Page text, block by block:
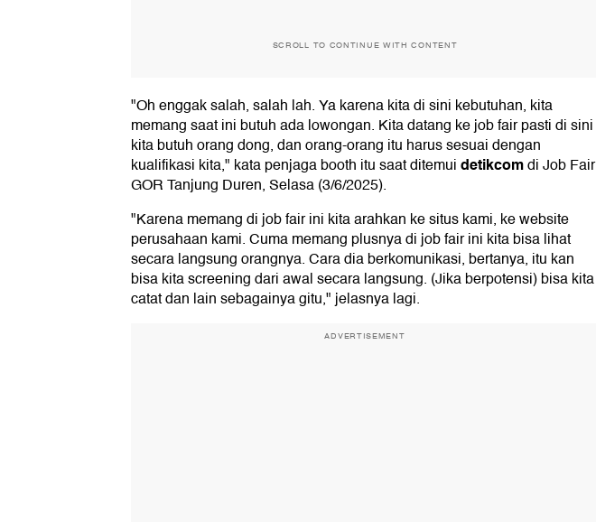
SCROLL TO CONTINUE WITH CONTENT
"Oh enggak salah, salah lah. Ya karena kita di sini kebutuhan, kita
memang saat ini butuh ada lowongan. Kita datang ke job fair pasti di sini
kita butuh orang dong, dan orang-orang itu harus sesuai dengan
kualifikasi kita," kata penjaga booth itu saat ditemuidetikcomdi Job Fair
GOR Tanjung Duren, Selasa (3/6/2025).
"Karena memang di job fair ini kita arahkan ke situs kami, ke website
perusahaan kami. Cuma memang plusnya di job fair ini kita bisa lihat
secara langsung orangnya. Cara dia berkomunikasi, bertanya, itu kan
bisa kita screening dari awal secara langsung. (Jika berpotensi) bisa kita
catat dan lain sebagainya gitu," jelasnya lagi.
ADVERTISEMENT